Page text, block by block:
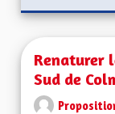
Renaturer
Sud de